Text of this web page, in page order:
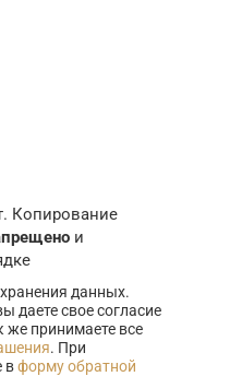
Копирование
и
данных.
даете свое согласие
же принимаете все
. При
вформу обратной